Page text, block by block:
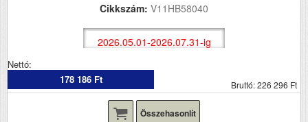
Cikkszám: V11HB58040
2026.05.01-2026.07.31-ig
Nettó:
178 186 Ft
Bruttó: 226 296 Ft
Összehasonlít